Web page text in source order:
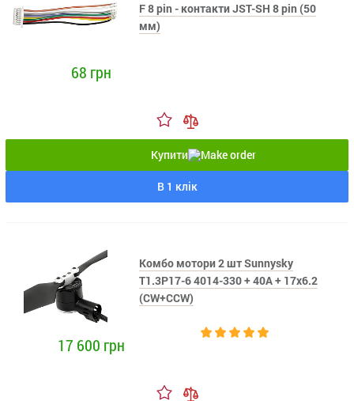
F 8 pin - контакти JST-SH 8 pin (50
мм)
68 грн
Купити
В 1 клік
Комбо мотори 2 шт Sunnysky
T1.3P17-6 4014-330 + 40A + 17x6.2
(CW+CCW)
17 600 грн